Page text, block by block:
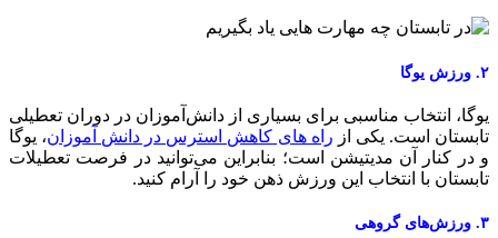
انتخاب مناسبی برای بسیاری از دانش‌آموزان در دوران تعطیلی
است. یکی از راه های کاهش استرس در دانش آموزان ، یوگا
در کنار آن مدیتیشن است؛ بنابراین می‌توانید در فرصت تعطیلات
با انتخاب این ورزش ذهن خود را آرام کنید.